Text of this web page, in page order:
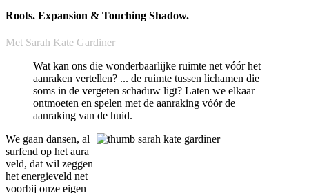
Roots. Expansion & Touching Shadow.
Met Sarah Kate Gardiner
Wat kan ons die wonderbaarlijke ruimte net vóór het
aanraken vertellen? ... de ruimte tussen lichamen die
soms in de vergeten schaduw ligt? Laten we elkaar
ontmoeten en spelen met de aanraking vóór de
aanraking van de huid.
We gaan dansen, al
surfend op het aura
veld, dat wil zeggen
het energieveld net
voorbij onze eigen